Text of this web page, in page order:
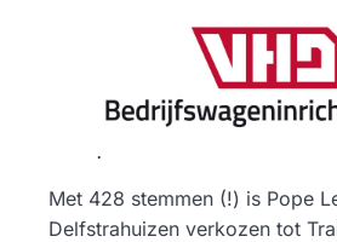
.
Met 428 stemmen (!) is Pope
Delfstrahuizen verkozen tot